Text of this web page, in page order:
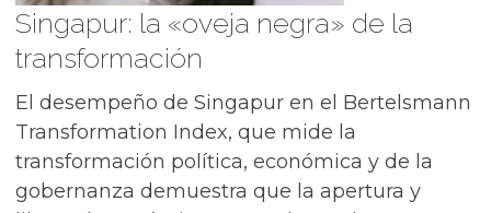
Singapur: la «oveja negra» de la
transformación
El desempeño de Singapur en el Bertelsmann
Transformation Index, que mide la
transformación política, económica y de la
gobernanza demuestra que la apertura y